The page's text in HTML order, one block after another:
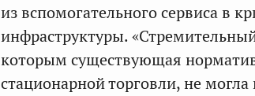
из вспомогательного сервиса в
инфраструктуры.
которым существующая
стационарной торговли, не